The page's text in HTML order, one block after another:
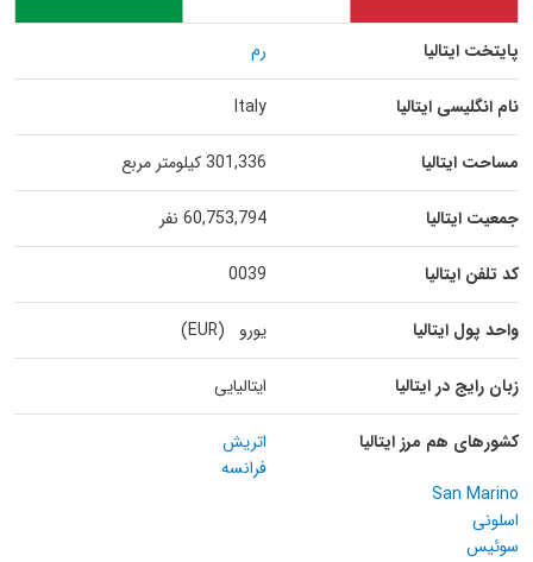
پایتخت ایتالیا رم
نام انگلیسی ایتالیا Italy
مساحت ایتالیا 301,336 کیلومتر مربع
جمعیت ایتالیا 60,753,794 نفر
کد تلفن ایتالیا 0039
واحد پول ایتالیا یورو (EUR)
زبان رایج در ایتالیا ایتالیایی
کشورهای هم مرز ایتالیا
اتریش
فرانسه
San Marino
اسلونی
سوئیس